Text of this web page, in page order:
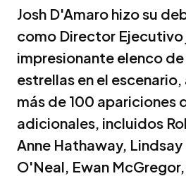
Josh D'Amaro hizo su
como Director Ejecutivo
impresionante elenco de
estrellas en el
más de 100 apariciones
adicionales, incluidos
Anne Hathaway,
O'Neal, Ewan